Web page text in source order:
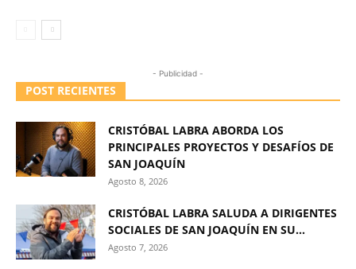
- Publicidad -
POST RECIENTES
CRISTÓBAL LABRA ABORDA LOS
PRINCIPALES PROYECTOS Y DESAFÍOS DE
SAN JOAQUÍN
Agosto 8, 2026
CRISTÓBAL LABRA SALUDA A DIRIGENTES
SOCIALES DE SAN JOAQUÍN EN SU...
Agosto 7, 2026